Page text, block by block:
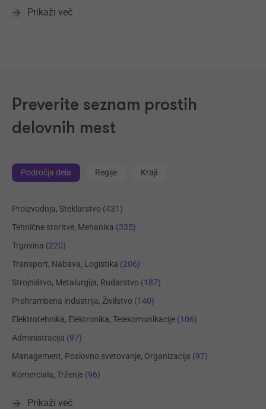
Prikaži več
Preverite seznam prostih
delovnih mest
Področja dela Regije Kraji
Proizvodnja, Steklarstvo (431)
Tehnične storitve, Mehanika (335)
Trgovina (220)
Transport, Nabava, Logistika (206)
Strojništvo, Metalurgija, Rudarstvo (187)
Prehrambena industrija, Živilstvo (140)
Elektrotehnika, Elektronika, Telekomunikacije (106)
Administracija (97)
Management, Poslovno svetovanje, Organizacija (97)
Komerciala, Trženje (96)
Prikaži več